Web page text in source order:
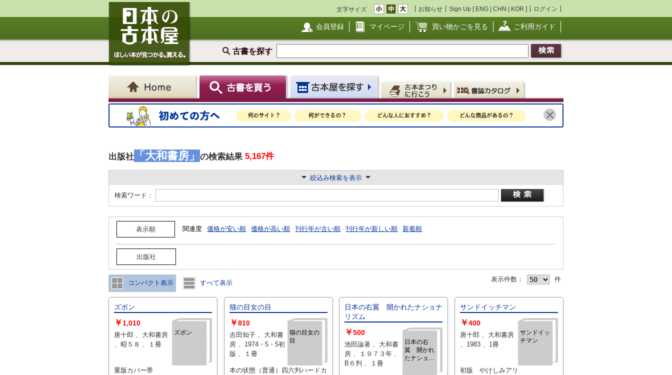
文字サイズ お知らせ Sign Up [ ENG | CHN | KOR ] ログイン
会員登録 マイページ 買い物かごを見る ご利用ガイド
古書を探す
出版社 「大和書房」 の検索結果 5,167件
絞込み検索を表示
検索ワード：
表示順 関連度 価格が安い順 価格が高い順 刊行年が古い順 刊行年が新しい順 新着順
出版社
コンパクト表示 すべて表示 表示件数： 件
ズボン
ズボン
￥ 1,010
唐十郎 、大和書房
、昭５８ 、１冊
重版カバー帯
猫の目女の目
猫の目女の
目
￥810
吉田知子 、大和書
房 、1974・5・5初
版 、１冊
本の状態（普通）四六判ハードカ
日本の右翼 開かれたナショナ
リズム
日本の右
翼 開かれ
たナショナ
￥500
池田論著 、大和書
房 、１９７３年 、
B６判 、１冊
サンドイッチマン
サンドイッ
チマン
￥400
唐十郎 、大和書房
、1983 、1冊
初版 やけしみアリ